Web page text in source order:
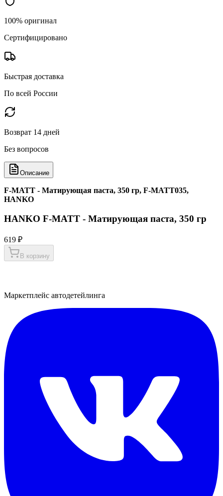
100% оригинал
Сертифицировано
Быстрая доставка
По всей России
Возврат 14 дней
Без вопросов
Описание
F-MATT - Матирующая паста, 350 гр, F-MATT035,
HANKO
HANKO F-MATT - Матирующая паста, 350 гр
619 ₽
В корзину
Маркетплейс автодетейлинга